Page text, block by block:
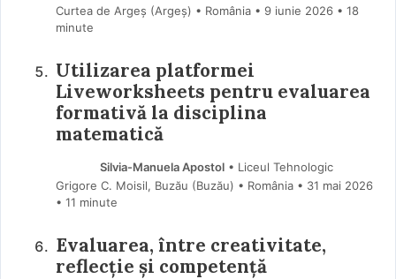
Curtea de Argeș (Argeş) • România
9 iunie 2026 • 18
minute
Utilizarea platformei
Liveworksheets pentru evaluarea
formativă la disciplina
matematică
Silvia-Manuela Apostol• Liceul Tehnologic
Grigore C. Moisil, Buzău (Buzău) • România
31 mai 2026
• 11 minute
Evaluarea, între creativitate,
reflecție și competență